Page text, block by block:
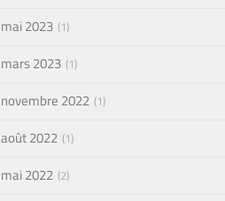
mai 2023 1
mars 2023 1
novembre 2022 1
août 2022 1
mai 2022 2